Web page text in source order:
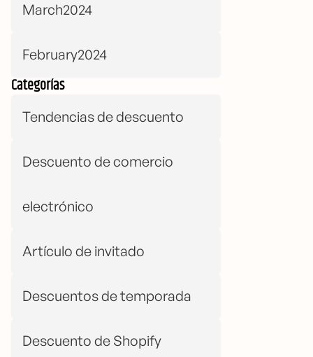
March2024
February2024
Categorías
Tendencias de descuento
Descuento de comercio
electrónico
Artículo de invitado
Descuentos de temporada
Descuento de Shopify